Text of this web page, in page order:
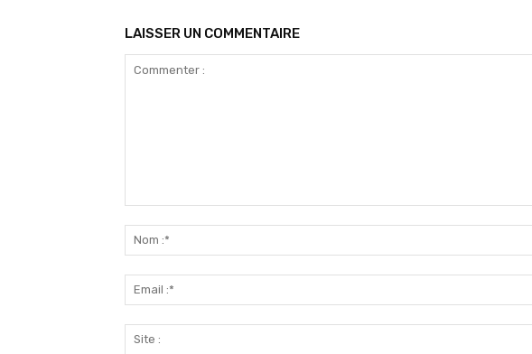
LAISSER UN COMMENTAIRE